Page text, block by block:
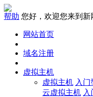
帮助 您好，欢迎您来到
网站首页
域名注册
虚拟主机
虚拟主机 入门
云虚拟主机